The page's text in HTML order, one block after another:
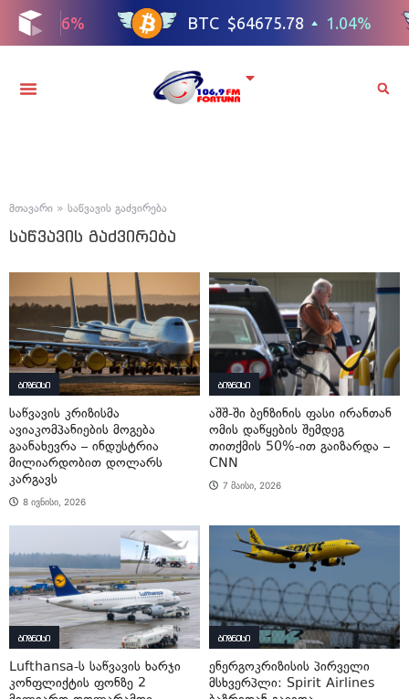
მთავარი » საწვავის გაძვირება
საწვავის გაძვირება
ბიზნესი
საწვავის კრიზისმა
ავიაკომპანიების მოგება
გაანახევრა – ინდუსტრია
მილიარდობით დოლარს
კარგავს
8 ივნისი, 2026
ბიზნესი
აშშ-ში ბენზინის ფასი ირანთან
ომის დაწყების შემდეგ
თითქმის 50%-ით გაიზარდა –
CNN
7 მაისი, 2026
ბიზნესი
Lufthansa-ს საწვავის ხარჯი
კონფლიქტის ფონზე 2
ბიზნესი
ენერგოკრიზისის პირველი
მსხვერპლი: Spirit Airlines